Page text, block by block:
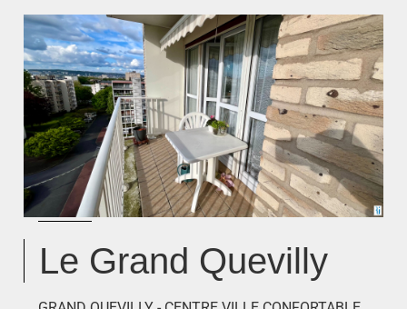
Le Grand Quevilly